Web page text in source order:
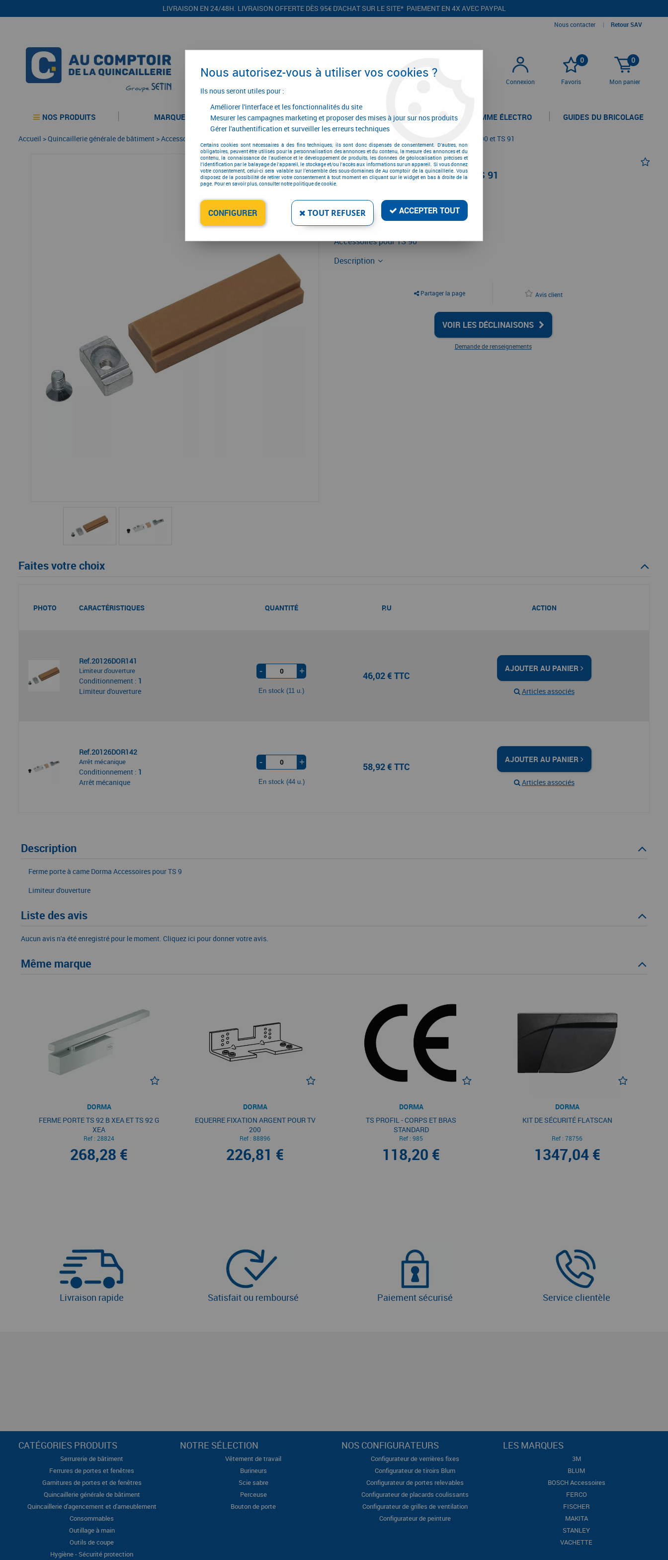
LIVRAISON EN 24/48H. LIVRAISON OFFERTE DÈS 95€ D'ACHAT SUR LE SITE* PAIEMENT EN 4X AVEC PAYPAL
Nous contacter | Retour SAV
Connexion
0
Favoris
0
Mon panier
NOS PRODUITS MARQUES CONFIGURATEURS PROMOTIONS LA GAMME ÉLECTRO GUIDES DU BRICOLAGE
Accueil >Quincaillerie générale de bâtiment >Accessoires pour la porte Accessoires pour TS 90 et TS 91
ACCESSOIRES POUR TS 90 ET TS 91
Réf. :
À partir de 46,02€TTC
Ferme-porte à came Dorma
Accessoires pour TS 90
Description
Partager la page Avis client
VOIR LES DÉCLINAISONS
Demande de renseignements
Faites votre choix
PHOTO CARACTÉRISTIQUES QUANTITÉ P.U ACTION
Ref.20126DOR141
Limiteur d'ouverture
Conditionnement : 1
Limiteur d'ouverture
- +
En stock (11 u.)
46,02 € TTC
AJOUTER AU PANIER
Articles associés
Ref.20126DOR142
Arrêt mécanique
Conditionnement : 1
Arrêt mécanique
- +
En stock (44 u.)
58,92 € TTC
AJOUTER AU PANIER
Articles associés
Description
Ferme porte à came Dorma Accessoires pour TS 9
Limiteur d'ouverture
Liste des avis
Aucun avis n'a été enregistré pour le moment. Cliquez ici pour donner votre avis.
Même marque
DORMA
FERME PORTE TS 92 B XEA ET TS 92 G
XEA
Ref : 28824
268,28 €
DORMA
EQUERRE FIXATION ARGENT POUR TV
200
Ref : 88896
226,81 €
DORMA
TS PROFIL - CORPS ET BRAS
STANDARD
Ref : 985
118,20 €
DORMA
KIT DE SÉCURITÉ FLATSCAN
Ref : 78756
1347,04 €
Livraison rapide Satisfait ou remboursé Paiement sécurisé Service clientèle
CATÉGORIES PRODUITS
Serrurerie de bâtiment
Ferrures de portes et fenêtres
Garnitures de portes et de fenêtres
Quincaillerie générale de bâtiment
Quincaillerie d'agencement et d'ameublement
Consommables
Outillage à main
Outils de coupe
Hygiène - Sécurité protection
NOTRE SÉLECTION
Vêtement de travail
Burineurs
Scie sabre
Perceuse
Bouton de porte
NOS CONFIGURATEURS
Configurateur de verrières fixes
Configurateur de tiroirs Blum
Configurateur de portes relevables
Configurateur de placards coulissants
Configurateur de grilles de ventilation
Configurateur de peinture
LES MARQUES
3M
BLUM
BOSCH Accessoires
FERCO
FISCHER
MAKITA
STANLEY
VACHETTE
Nous autorisez-vous à utiliser vos cookies ?
Ils nous seront utiles pour :
Améliorer l'interface et les fonctionnalités du site
Mesurer les campagnes marketing et proposer des mises à jour sur nos produits
Gérer l'authentification et surveiller les erreurs techniques
Certains cookies sont nécessaires à des fins techniques, ils sont donc dispensés de consentement. D'autres, non
obligatoires, peuvent être utilisés pour la personnalisation des annonces et du contenu, la mesure des annonces et du
contenu, la connaissance de l'audience et le développement de produits, les données de géolocalisation précises et
l'identification par le balayage de l'appareil, le stockage et/ou l'accès aux informations sur un appareil. Si vous donnez
votre consentement, celui-ci sera valable sur l’ensemble des sous-domaines de Au comptoir de la quincaillerie. Vous
disposez de la possibilité de retirer votre consentement à tout moment en cliquant sur le widget en bas à droite de la
page. Pour en savoir plus, consulter notre politique de cookie.
CONFIGURER TOUT REFUSER ACCEPTER TOUT